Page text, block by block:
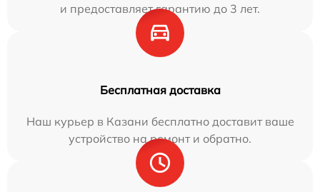
и предоставляет гарантию до 3 лет.
Бесплатная доставка
Наш курьер в Казани бесплатно доставит ваше
устройство на ремонт и обратно.